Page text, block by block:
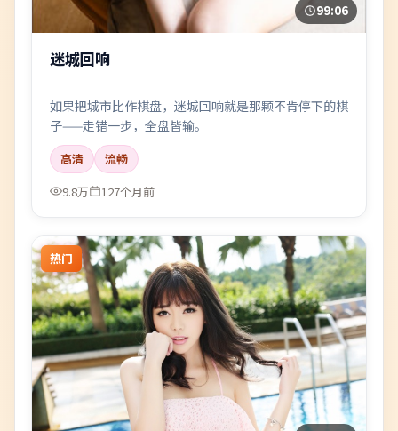
99:06
迷城回响
如果把城市比作棋盘，迷城回响就是那颗不肯停下的棋
子——走错一步，全盘皆输。
高清
流畅
9.8万
127个月前
热门